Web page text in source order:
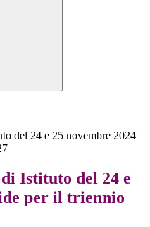
del 24 e 25 novembre 2024
Istituto del 24 e
per il triennio